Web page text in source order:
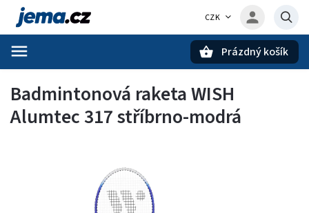
CZK
Prázdný košík
Badmintonová raketa WISH
Alumtec 317 stříbrno-modrá